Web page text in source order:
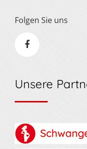
Folgen Sie uns
Unsere